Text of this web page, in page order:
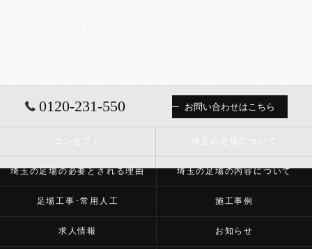
0120-231-550 お問い合わせはこちら
埼玉の足場の必要とされる理由 埼玉の足場の内容について
足場工事･常用人工 施工事例
求人情報 お知らせ